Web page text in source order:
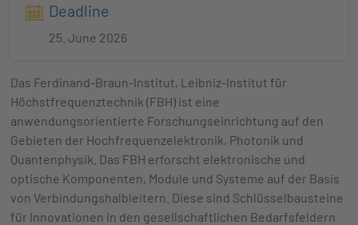
Deadline
25. June 2026
Das Ferdinand-Braun-Institut, Leibniz-Institut für
Höchstfrequenztechnik (FBH) ist eine
anwendungsorientierte Forschungseinrichtung auf den
Gebieten der Hochfrequenzelektronik, Photonik und
Quantenphysik. Das FBH erforscht elektronische und
optische Komponenten, Module und Systeme auf der Basis
von Verbindungshalbleitern. Diese sind Schlüsselbausteine
für Innovationen in den gesellschaftlichen Bedarfsfeldern